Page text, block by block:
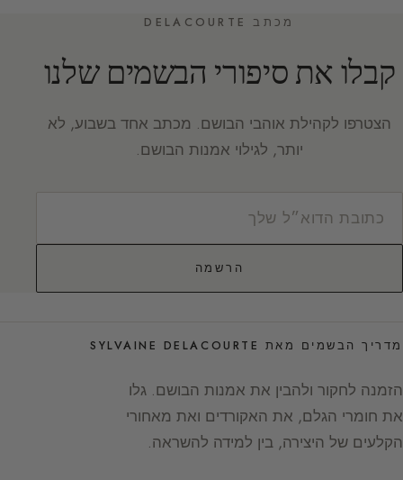
מכתב DELACOURTE
קבלו את סיפורי הבשמים שלנו
הצטרפו לקהילת אוהבי הבושם. מכתב אחד בשבוע, לא
יותר, לגילוי אמנות הבושם.
הרשמה
מדריך הבשמים מאת SYLVAINE DELACOURTE
הזמנה לחקור ולהבין את אמנות הבושם. גלו
את חומרי הגלם, את האקורדים ואת מאחורי
הקלעים של היצירה, בין למידה להשראה.